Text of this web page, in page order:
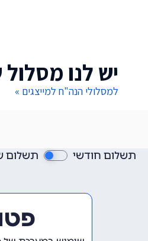
יש לנו
למסלולי הנה"ח למייצגים »